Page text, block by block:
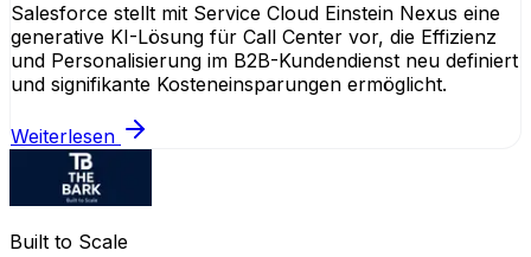
Salesforce stellt mit Service Cloud Einstein Nexus eine
generative KI-Lösung für Call Center vor, die Effizienz
und Personalisierung im B2B-Kundendienst neu definiert
und signifikante Kosteneinsparungen ermöglicht.
Weiterlesen
Built to Scale